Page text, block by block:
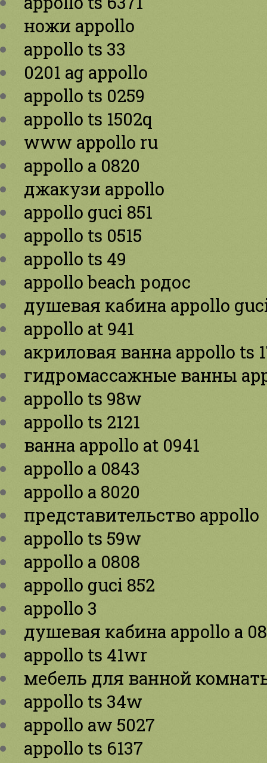
ножи appollo
appollo ts 33
0201 ag appollo
appollo ts 0259
appollo ts 1502q
www appollo ru
appollo a 0820
джакузи appollo
appollo guci 851
appollo ts 0515
appollo ts 49
appollo beach родос
душевая кабина appollo
appollo at 941
акриловая ванна appollo ts
гидромассажные ванны
appollo ts 98w
appollo ts 2121
ванна appollo at 0941
appollo a 0843
appollo a 8020
представительство appollo
appollo ts 59w
appollo a 0808
appollo guci 852
appollo 3
душевая кабина appollo a
appollo ts 41wr
мебель для ванной
appollo ts 34w
appollo aw 5027
appollo ts 6137